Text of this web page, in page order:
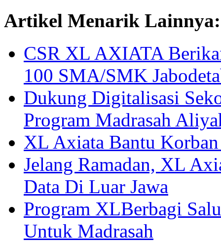
Artikel Menarik Lainnya:
CSR XL AXIATA
100 SMA/SMK
Dukung Digitalisasi
Program Madrasah
XL Axiata Bantu
Jelang Ramadan, XL
Data Di Luar Jawa
Program XLBerbagi
Untuk Madrasah